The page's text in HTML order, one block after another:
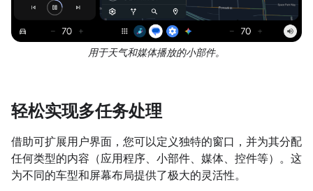
用于天气和媒体播放的小部件。
轻松实现多任务处理
借助可扩展用户界面，您可以定义独特的窗口，并为其分配
任何类型的内容（应用程序、小部件、媒体、控件等）。这
为不同的车型和屏幕布局提供了极大的灵活性。